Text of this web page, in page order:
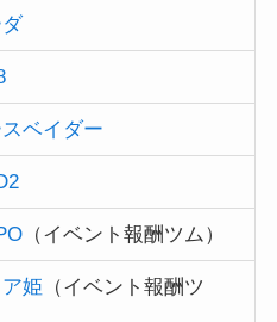
ベイダー
（イベント報酬ツム）
姫 （イベント報酬ツ